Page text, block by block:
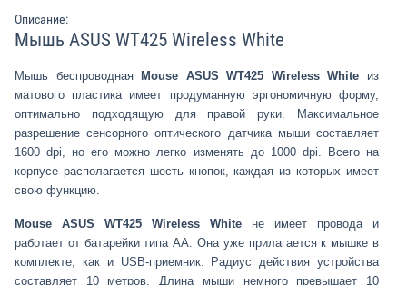
Описание:
Мышь ASUS WT425 Wireless White
Мышь беспроводная Mouse ASUS WT425 Wireless White
из
матового пластика имеет продуманную эргономичную форму,
оптимально подходящую для правой руки. Максимальное
разрешение сенсорного оптического датчика мыши составляет
1600 dpi, но его можно легко изменять до 1000 dpi. Всего на
корпусе располагается шесть кнопок, каждая из которых имеет
свою функцию.
Mouse ASUS WT425 Wireless White
не имеет провода и
работает от батарейки типа АА. Она уже прилагается к мышке в
комплекте, как и USB-приемник. Радиус действия устройства
составляет 10 метров. Длина мыши немного превышает 10